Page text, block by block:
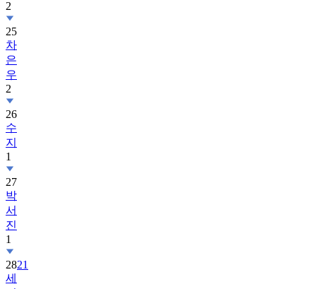
2
25
차
은
우
2
26
수
지
1
27
박
서
진
1
2821
세